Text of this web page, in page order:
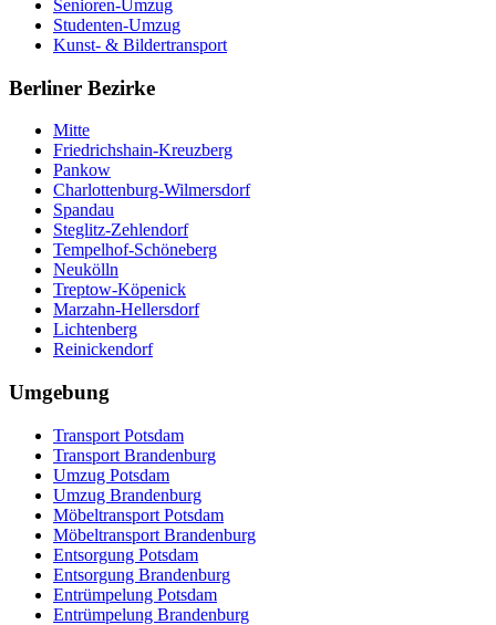
Senioren-Umzug
Studenten-Umzug
Kunst- & Bildertransport
Berliner Bezirke
Mitte
Friedrichshain-Kreuzberg
Pankow
Charlottenburg-Wilmersdorf
Spandau
Steglitz-Zehlendorf
Tempelhof-Schöneberg
Neukölln
Treptow-Köpenick
Marzahn-Hellersdorf
Lichtenberg
Reinickendorf
Umgebung
Transport Potsdam
Transport Brandenburg
Umzug Potsdam
Umzug Brandenburg
Möbeltransport Potsdam
Möbeltransport Brandenburg
Entsorgung Potsdam
Entsorgung Brandenburg
Entrümpelung Potsdam
Entrümpelung Brandenburg